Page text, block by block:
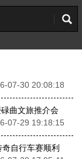
07-30 20:08:18
曲文旅推介会
07-29 19:18:15
自行车赛顺利